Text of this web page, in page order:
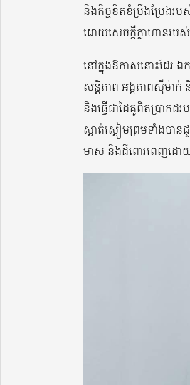
និងកិច្ចខិតខំប្រឹងប្រែងរប
ដោយសេចក្តីក្លាហានរប
នៅក្នុងឱកាសនោះដែរ ឯ
សន្តិភាព អង្គភាពស៊ីម៉ា
និងធ្វើជាដៃគូពិតប្រាក
ស្ងាត់ស្ងៀមព្រមទាំងបា
មាស និងដីពោរពេញដោយ